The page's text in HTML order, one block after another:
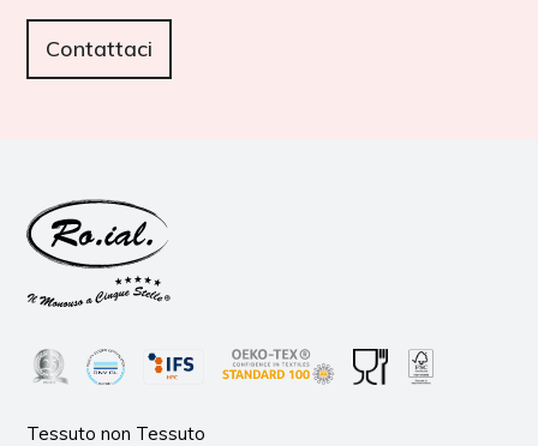
Contattaci
Tessuto non Tessuto